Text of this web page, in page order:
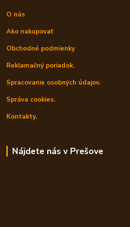
O nás
Ako nakupovať
Obchodné podmienky
Reklamačný poriadok.
Spracovanie osobných údajov.
Správa cookies.
Kontakty.
Nájdete nás v Prešove